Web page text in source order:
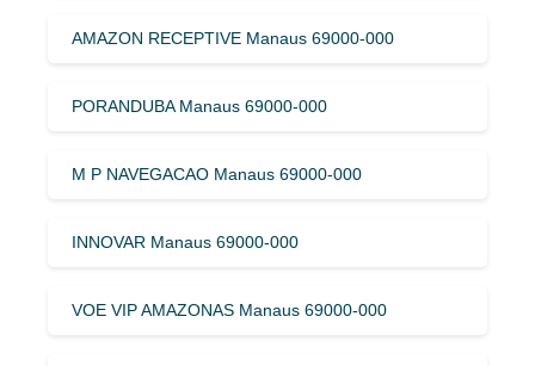
AMAZON RECEPTIVE Manaus 69000-000
PORANDUBA Manaus 69000-000
M P NAVEGACAO Manaus 69000-000
INNOVAR Manaus 69000-000
VOE VIP AMAZONAS Manaus 69000-000